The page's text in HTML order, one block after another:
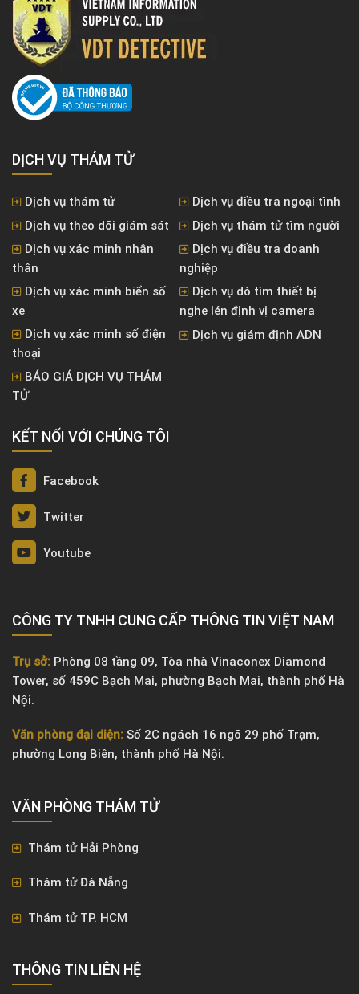
DỊCH VỤ THÁM TỬ
Dịch vụ thám tử
Dịch vụ điều tra ngoại tình
Dịch vụ theo dõi giám sát
Dịch vụ thám tử tìm người
Dịch vụ xác minh nhân
thân
Dịch vụ điều tra doanh
nghiệp
Dịch vụ xác minh biển số
xe
Dịch vụ dò tìm thiết bị
nghe lén định vị camera
Dịch vụ xác minh số điện
thoại
Dịch vụ giám định ADN
BÁO GIÁ DỊCH VỤ THÁM
TỬ
KẾT NỐI VỚI CHÚNG TÔI
Facebook
Twitter
Youtube
CÔNG TY TNHH CUNG CẤP THÔNG TIN VIỆT NAM
Trụ sở: Phòng 08 tầng 09, Tòa nhà Vinaconex Diamond
Tower, số 459C Bạch Mai, phường Bạch Mai, thành phố Hà
Nội.
Văn phòng đại diện: Số 2C ngách 16 ngõ 29 phố Trạm,
phường Long Biên, thành phố Hà Nội.
VĂN PHÒNG ​THÁM TỬ
Thám tử Hải Phòng
Thám tử Đà Nẵng
Thám tử TP. HCM
THÔNG TIN LIÊN HỆ